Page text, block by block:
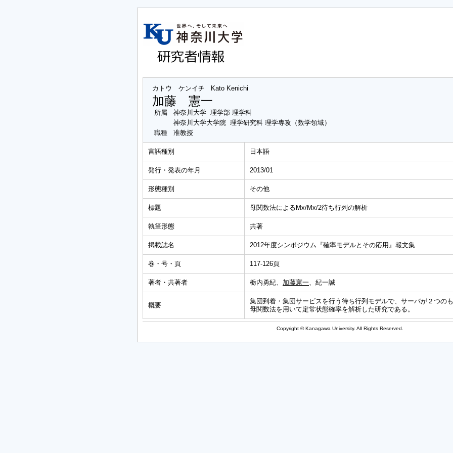
カトウ ケンイチ Kato Kenichi
加藤 憲一
所属
神奈川大学 理学部 理学科
神奈川大学大学院 理学研究科 理学専攻（数学領域）
職種
准教授
言語種別 日本語
発行・発表の年月 2013/01
形態種別 その他
標題 母関数法によるMx/Mx/2待ち行列の解析
執筆形態 共著
掲載誌名 2012年度シンポジウム『確率モデルとその応用』報文集
巻・号・頁 117-126頁
著者・共著者 栃内勇紀、 加藤憲一、紀一誠
概要
集団到着・集団サービスを行う待ち行列モデルで、サーバが２つの
母関数法を用いて定常状態確率を解析した研究である。
Copyright © Kanagawa University. All Rights Reserved.